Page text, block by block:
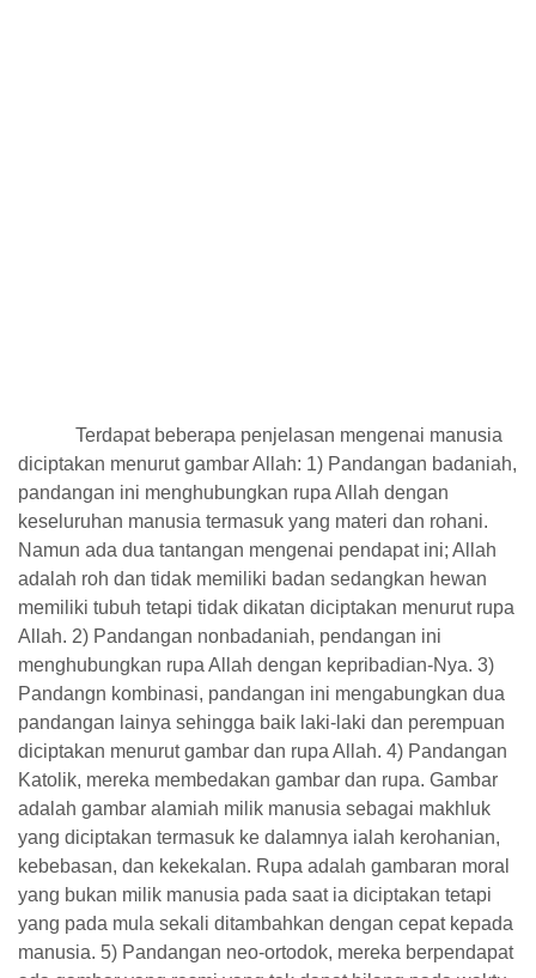
Terdapat beberapa penjelasan mengenai manusia
diciptakan menurut gambar Allah: 1) Pandangan badaniah,
pandangan ini menghubungkan rupa Allah dengan
keseluruhan manusia termasuk yang materi dan rohani.
Namun ada dua tantangan mengenai pendapat ini; Allah
adalah roh dan tidak memiliki badan sedangkan hewan
memiliki tubuh tetapi tidak dikatan diciptakan menurut rupa
Allah. 2) Pandangan nonbadaniah, pendangan ini
menghubungkan rupa Allah dengan kepribadian-Nya. 3)
Pandangn kombinasi, pandangan ini mengabungkan dua
pandangan lainya sehingga baik laki-laki dan perempuan
diciptakan menurut gambar dan rupa Allah. 4) Pandangan
Katolik, mereka membedakan gambar dan rupa. Gambar
adalah gambar alamiah milik manusia sebagai makhluk
yang diciptakan termasuk ke dalamnya ialah kerohanian,
kebebasan, dan kekekalan. Rupa adalah gambaran moral
yang bukan milik manusia pada saat ia diciptakan tetapi
yang pada mula sekali ditambahkan dengan cepat kepada
manusia. 5) Pandangan neo-ortodok, mereka berpendapat